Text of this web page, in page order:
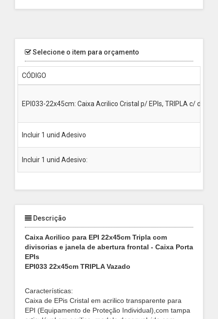
Selecione o item para orçamento
CÓDIGO
EPI033-22x45cm: Caixa Acrilico Cristal p/ EPIs, TRIPLA c/
Incluir 1 unid Adesivo
Incluir 1 unid Adesivo:
Descrição
Caixa Acrilico para EPI 22x45cm Tripla com
divisorias e janela de abertura frontal - Caixa Porta
EPIs
EPI033 22x45cm TRIPLA Vazado
Características:
Caixa de EPis Cristal em acrilico transparente para
EPI (Equipamento de Proteção Individual), com tampa